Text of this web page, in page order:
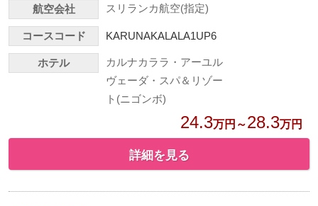
航空会社 スリランカ航空(指定)
コースコード KARUNAKALALA1UP6
ホテル
カルナカララ・アーユル
ヴェーダ・スパ＆リゾー
ト(ニゴンボ)
24.3万円～28.3万円
詳細を見る